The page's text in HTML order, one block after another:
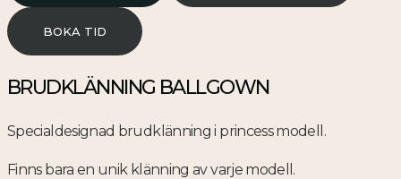
BOKA TID
BRUDKLÄNNING BALLGOWN
Specialdesignad brudklänning i princess modell.
Finns bara en unik klänning av varje modell.